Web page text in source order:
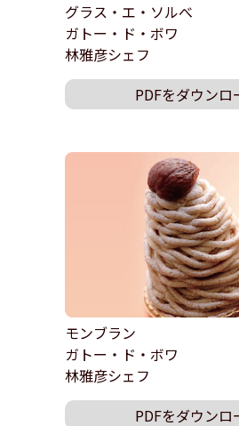
グラス・エ・ソルべ
ガトー・ド・ボワ
林雅彦シェフ
PDFをダウンロ
モンブラン
ガトー・ド・ボワ
林雅彦シェフ
PDFをダウンロ